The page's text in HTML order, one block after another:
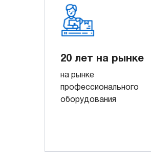
20 лет на рынке
на рынке
профессионального
оборудования